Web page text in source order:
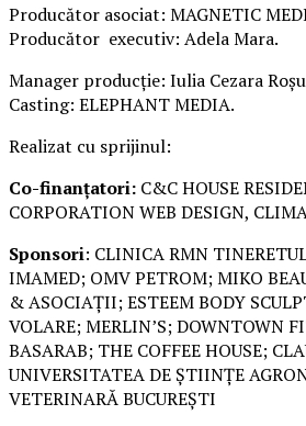
Producător asociat: MAGNETIC
Producător executiv: Adela Mara.
Manager producție: Iulia Cezara
Casting: ELEPHANT MEDIA.
Realizat cu sprijinul:
Co-finanțatori: C&C HOUSE
CORPORATION WEB DESIGN,
Sponsori: CLINICA RMN
IMAMED; OMV PETROM; MIKO
& ASOCIAȚII; ESTEEM BODY
VOLARE; MERLIN’S; DOWNTOWN
BASARAB; THE COFFEE HOUSE;
UNIVERSITATEA DE ȘTIINȚE
VETERINARĂ BUCUREȘTI